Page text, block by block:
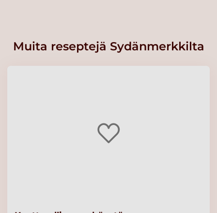
Muita reseptejä Sydänmerkkilta